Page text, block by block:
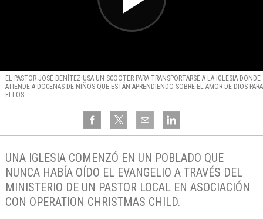
EL PASTOR JOSÉ BENÍTEZ USA UN SCOOTER PARA TRANSPORTARSE A LA IGLESIA DONDE
ATIENDE A DOCENAS DE NIÑOS QUE ESTÁN APRENDIENDO SOBRE EL AMOR DE DIOS PARA
ELLOS.
UNA IGLESIA COMENZÓ EN UN POBLADO QUE
NUNCA HABÍA OÍDO EL EVANGELIO A TRAVÉS DEL
MINISTERIO DE UN PASTOR LOCAL EN ASOCIACIÓN
CON OPERATION CHRISTMAS CHILD.